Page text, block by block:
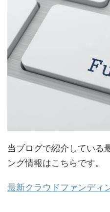
当ブログで紹介している
ング情報はこちらです。
最新クラウドファンディ